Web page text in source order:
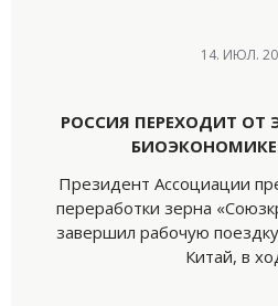
14. ИЮЛ.
РОССИЯ ПЕРЕХОДИТ ОТ
Президент Ассоциации
переработки зерна
завершил рабочую
Китай, в